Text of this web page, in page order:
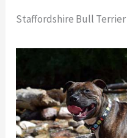
Staffordshire Bull Terrier